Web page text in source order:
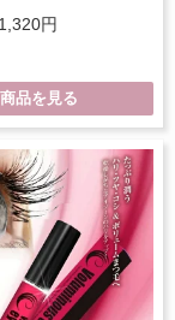
1,320円
商品を見る